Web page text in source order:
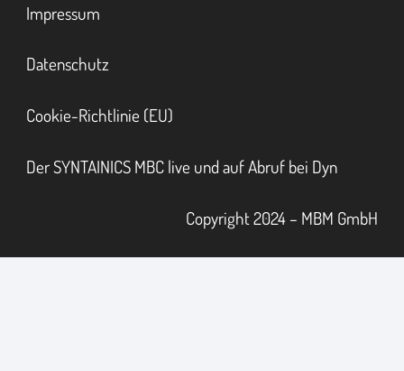
Impressum
Datenschutz
Cookie-Richtlinie (EU)
Der SYNTAINICS MBC live und auf Abruf bei Dyn
Copyright 2024 – MBM GmbH